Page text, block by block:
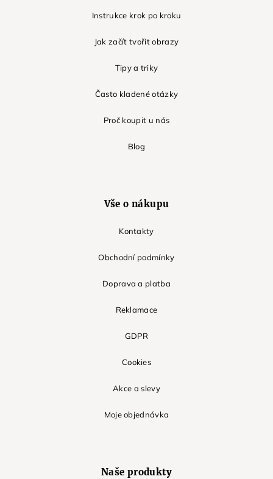
Instrukce krok po kroku
Jak začít tvořit obrazy
Tipy a triky
Často kladené otázky
Proč koupit u nás
Blog
Vše o nákupu
Kontakty
Obchodní podmínky
Doprava a platba
Reklamace
GDPR
Cookies
Akce a slevy
Moje objednávka
Naše produkty